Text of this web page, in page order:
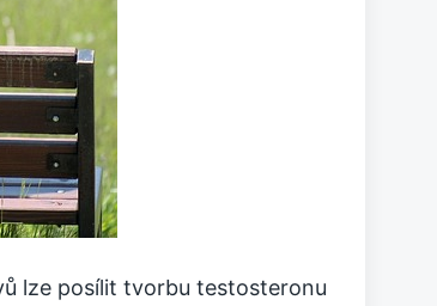
lze posílit tvorbu testosteronu